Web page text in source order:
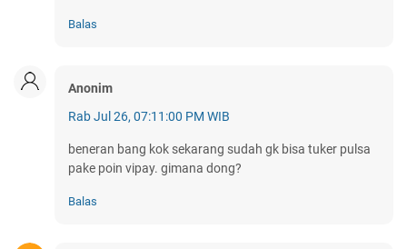
Balas
Anonim
Rab Jul 26, 07:11:00 PM WIB
beneran bang kok sekarang sudah gk bisa tuker pulsa
pake poin vipay. gimana dong?
Balas